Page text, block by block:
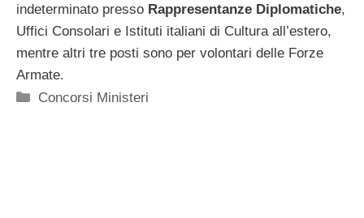
indeterminato presso Rappresentanze Diplomatiche,
Uffici Consolari e Istituti italiani di Cultura all’estero,
mentre altri tre posti sono per volontari delle Forze
Armate.
Categorie
Concorsi Ministeri